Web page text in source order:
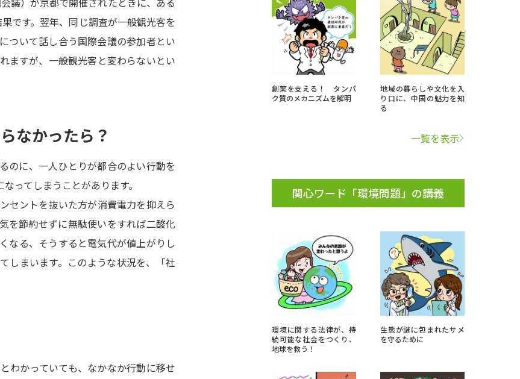
新学年スタート号特集ページ（高2生用）
SELFBRAND特集ページ
オープンキャンパスなどを調べる
実施プログラムから探す
受験準備 資料検索
志望校・出願校を調べる
併願校選び 受験スケジュールを立てよう
先輩が入学を決めた理由
テレメール全国一斉進学調査
新生活お役立ちガイド
学問検索
大学で学びたい学問発見
です。翌年、同じ調査が一般観光客を
ついて話し合う国際会議の参加者とい
ますが、一般観光客と変わらないとい
なかったら？
のに、一人ひとりが都合のよい行動を
ってしまうことがあります。
セントを抜いた方が消費電力を抑えら
を節約せずに無駄使いをすれば二酸化
なる、そうすると電気代が値上がりし
しまいます。このような状況を、「社
わかっていても、なかなか行動に移せ
創薬を支える！ タンパ
ク質のメカニズムを解明
地域の暮らしや文化を入
り口に、中国の魅力を知
る
一覧を表示
関心ワード「環境問題」の講義
環境に関する法律が、持
続可能な社会をつくり、
地球を救う！
生態が謎に包まれたサメ
を守るために